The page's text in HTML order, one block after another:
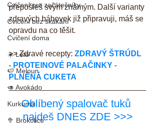
Cvičení pro začátečníky
Cvičení bez skákání
Cvičení doma
☀️ Léto
🍉 Meloun
🥑 Avokádo
Kurkuma
🥦 Brokolice
přepošleš svým známým. Další varianty
zdravých bábovek již připravuji, máš se
opravdu na co těšit.
>> Zdravé recepty: ZDRAVÝ ŠTRÚDL
- PROTEINOVÉ PALAČINKY -
PLNĚNÁ CUKETA
Oblíbený spalovač tuků
najdeš DNES ZDE >>>